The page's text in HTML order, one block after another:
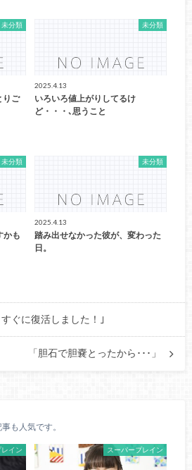
未分類
りご
未分類
2025.4.13
いろいろ値上がりしてるけ
ど・・・､思うこと
未分類
かも
未分類
2025.4.13
踏み出せなかった彼が、変わった
日。
ぐに復活しました！｣
「胆石で胆嚢とったから･･･」
も人気です。
イン スーパープレイン